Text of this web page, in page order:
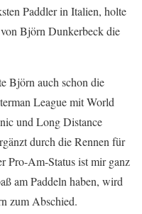
Paddler in Italien, holte
Björn Dunkerbeck die
Björn auch schon die
League mit World
und Long Distance
durch die Rennen für
Pro-Am-Status ist mir ganz
am Paddeln haben, wird
zum Abschied.